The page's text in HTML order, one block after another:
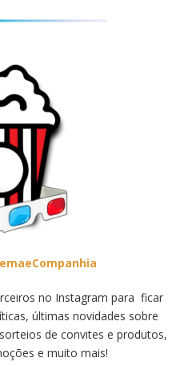
no Instagram para ficar
últimas novidades sobre
de convites e produtos,
e muito mais!